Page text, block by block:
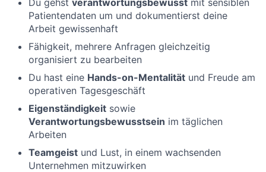
Patientendaten um und dokumentierst deine
Arbeit gewissenhaft
Fähigkeit, mehrere Anfragen gleichzeitig
organisiert zu bearbeiten
Du hast eine Hands-on-Mentalität und Freude am
operativen Tagesgeschäft
Eigenständigkeit sowie
Verantwortungsbewusstsein im täglichen
Arbeiten
Teamgeist und Lust, in einem wachsenden
Unternehmen mitzuwirken